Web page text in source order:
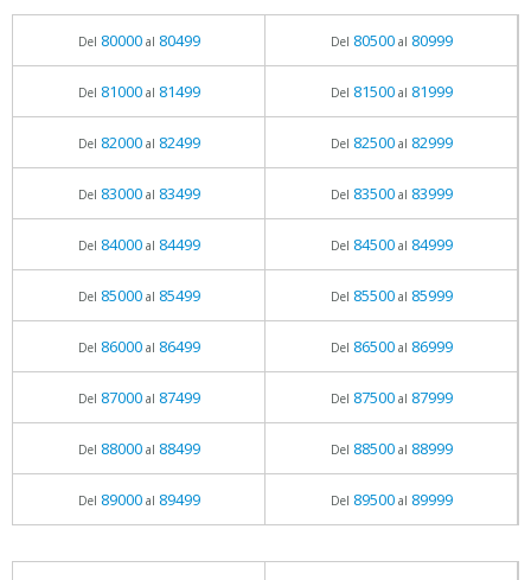
Del 80000al 80499 Del 80500al 80999
Del 81000al 81499 Del 81500al 81999
Del 82000al 82499 Del 82500al 82999
Del 83000al 83499 Del 83500al 83999
Del 84000al 84499 Del 84500al 84999
Del 85000al 85499 Del 85500al 85999
Del 86000al 86499 Del 86500al 86999
Del 87000al 87499 Del 87500al 87999
Del 88000al 88499 Del 88500al 88999
Del 89000al 89499 Del 89500al 89999